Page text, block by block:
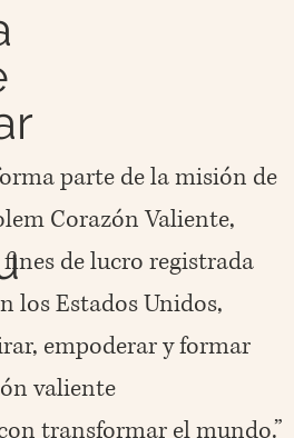
parte de la misión de
Corazón Valiente,
de lucro registrada
los Estados Unidos,
empoderar y formar
valiente
transformar el mundo.”